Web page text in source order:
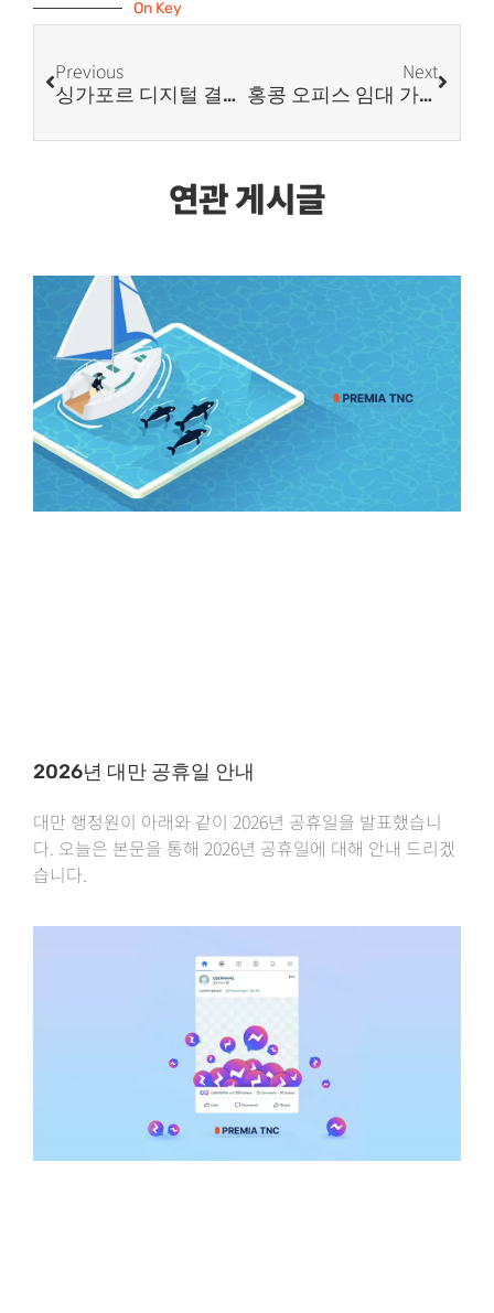
On Key
Previous
싱가포르 디지털 결제 어플
Next
홍콩 오피스 임대 가이드
연관 게시글
2026년 대만 공휴일 안내
대만 행정원이 아래와 같이 2026년 공휴일을 발표했습니
다. 오늘은 본문을 통해 2026년 공휴일에 대해 안내 드리겠
습니다.